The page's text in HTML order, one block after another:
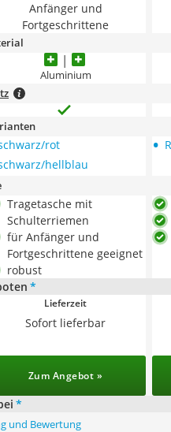
Anfänger und
Fortgeschrittene
Aluminium
rot
hellblau
•
Tragetasche mit
Schulterriemen
für Anfänger und
Fortgeschrittene geeignet
robust
*
Lieferzeit
Sofort lieferbar
Zum Angebot »
*
und Bewertung